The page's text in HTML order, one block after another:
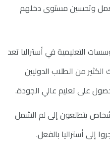
وتحسين مستوى دخلهم
التعليمية في أستراليا تعد
من الطلاب الدوليين
على تعليم عالي الجودة.
يتطلعون إلى لم الشمل
إلى أستراليا بالفعل.